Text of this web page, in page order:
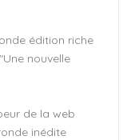
édition riche
nouvelle
de la web
inédite